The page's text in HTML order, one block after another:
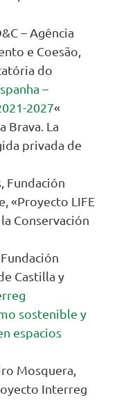
– Agência
e Coesão,
do
–
2027«
Brava. La
privada de
Fundación
«Proyecto LIFE
Conservación
Castilla y
sostenible y
espacios
Mosquera,
Interreg